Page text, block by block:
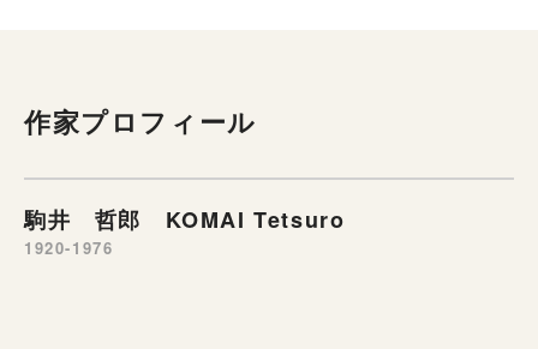
作家プロフィール
駒井 哲郎 KOMAI Tetsuro
1920-1976